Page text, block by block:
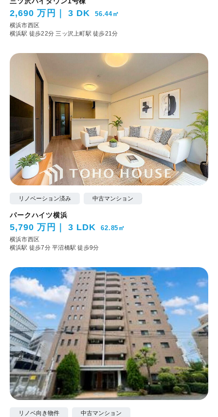
2,690 万円 3 DK 56.44㎡
横浜市西区
横浜駅 徒歩22分 三ッ沢上町駅 徒歩21分
リノベーション済み 中古マンション
パークハイツ横浜
5,790 万円 3 LDK 62.85㎡
横浜市西区
横浜駅 徒歩7分平沼橋駅 徒歩9分
リノベ向き物件 中古マンション